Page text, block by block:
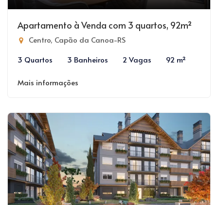
Apartamento à Venda com 3 quartos, 92m²
Centro, Capão da Canoa-RS
3 Quartos
3 Banheiros 2 Vagas 92 m²
Mais informações